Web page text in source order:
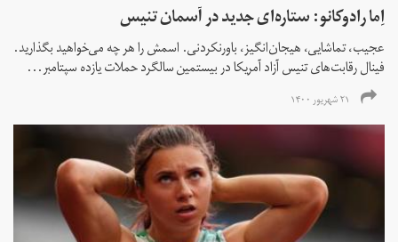
اِما رادوکانو: ستاره‌ای جدید در آسمان تنیس
عجیب، تماشایی، هیجان‌انگیز، باورنکردنی. اسمش را هر چه می‌خواهید بگذارید.
فینال رقابت‌های تنیس آزاد آمریکا در بیستمین سالگرد حملات یازده سپتامبر...
۲۱ شهریور ۱۴۰۰